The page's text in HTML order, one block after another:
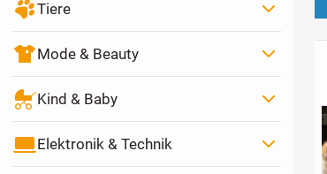
Tiere
Mode & Beauty
Kind & Baby
Elektronik & Technik